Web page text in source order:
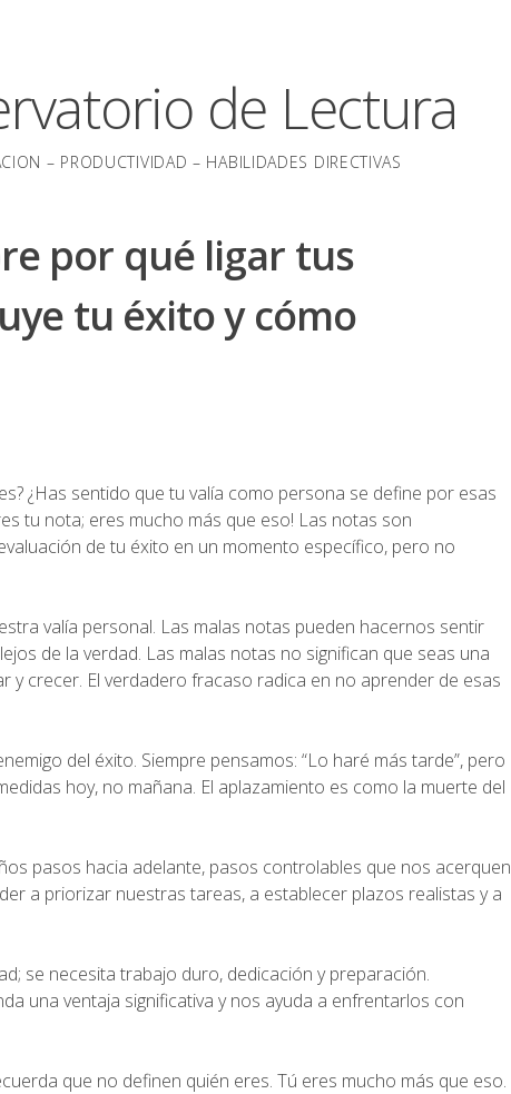
de Lectura
– PRODUCTIVIDAD – HABILIDADES DIRECTIVAS
por qué ligar tus
tu éxito y cómo
¿Has sentido que tu valía como persona se define por esas
tu nota; eres mucho más que eso! Las notas son
de tu éxito en un momento específico, pero no
valía personal. Las malas notas pueden hacernos sentir
de la verdad. Las malas notas no significan que seas una
y crecer. El verdadero fracaso radica en no aprender de esas
del éxito. Siempre pensamos: “Lo haré más tarde”, pero
hoy, no mañana. El aplazamiento es como la muerte del
pasos hacia adelante, pasos controlables que nos acerquen
a priorizar nuestras tareas, a establecer plazos realistas y a
se necesita trabajo duro, dedicación y preparación.
una ventaja significativa y nos ayuda a enfrentarlos con
que no definen quién eres. Tú eres mucho más que eso.